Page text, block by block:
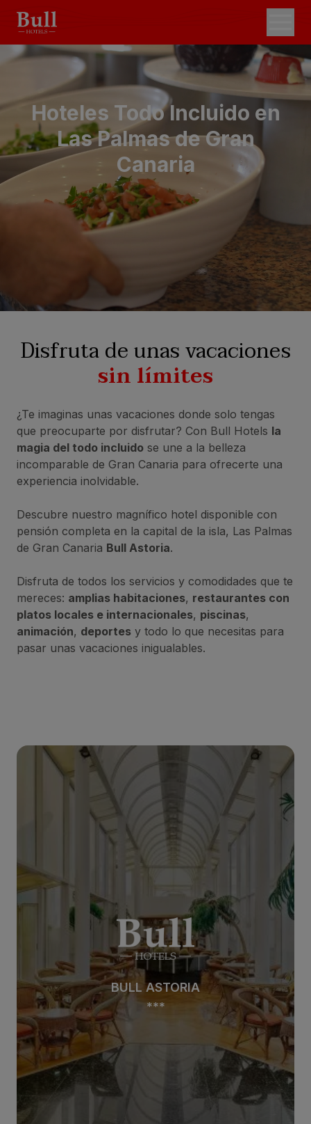
Hoteles Todo Incluido en
Las Palmas de Gran
Canaria
Disfruta de unas vacaciones
sin límites
¿Te imaginas unas vacaciones donde solo tengas
que preocuparte por disfrutar? Con Bull Hotels la
magia del todo incluido se une a la belleza
incomparable de Gran Canaria para ofrecerte una
experiencia inolvidable.
Descubre nuestro magnífico hotel disponible con
pensión completa en la capital de la isla, Las Palmas
de Gran Canaria Bull Astoria.
Disfruta de todos los servicios y comodidades que te
mereces: amplias habitaciones, restaurantes con
platos locales e internacionales, piscinas,
animación, deportes y todo lo que necesitas para
pasar unas vacaciones inigualables.
BULL ASTORIA
***